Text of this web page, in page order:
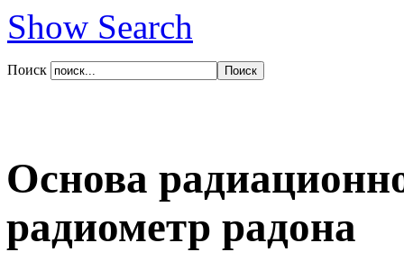
Show Search
Поиск
Основа
радиометр радона